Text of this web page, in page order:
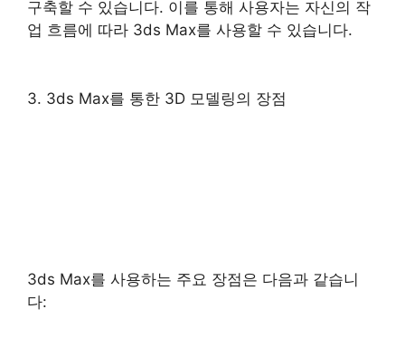
구축할 수 있습니다. 이를 통해 사용자는 자신의 작
업 흐름에 따라 3ds Max를 사용할 수 있습니다.
3. 3ds Max를 통한 3D 모델링의 장점
3ds Max를 사용하는 주요 장점은 다음과 같습니
다: